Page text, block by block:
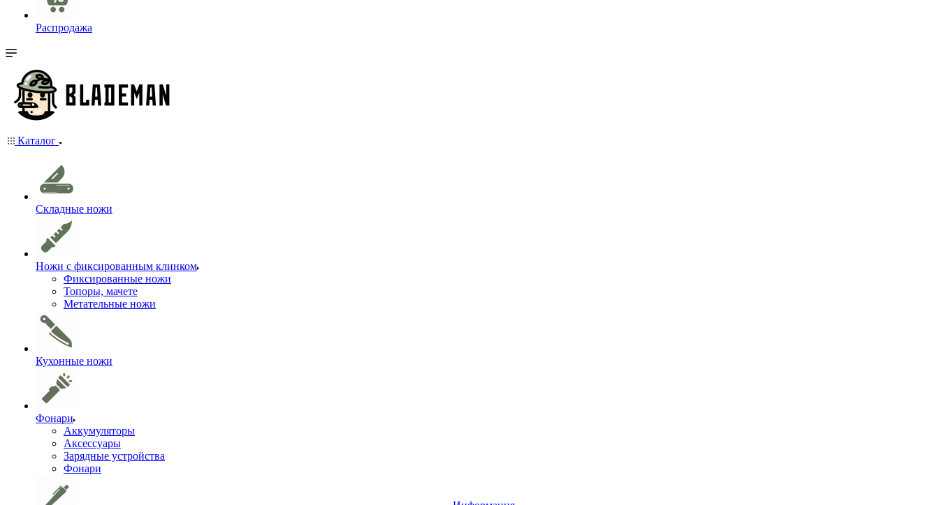
Распродажа
Каталог
Складные ножи
Ножи с фиксированным клинком
Фиксированные ножи
Топоры, мачете
Метательные ножи
Кухонные ножи
Фонари
Аккумуляторы
Аксессуары
Зарядные устройства
Фонари